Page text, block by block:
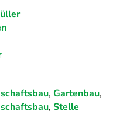
, Gartenbau,
, Stelle